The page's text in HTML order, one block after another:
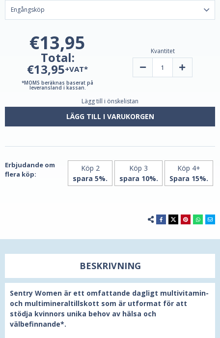
€13,95
Total:
€13,95+VAT*
*MOMS beräknas baserat på
leveransland i kassan.
Kvantitet
Minska
&
Minerals
kvinnor
Century
Öka
&
kvinnor
Century
Lägg till i önskelistan
LÄGG TILL I VARUKORGEN
Erbjudande om
flera köp:
Köp 2
spara 5%.
Köp 3
spara 10%.
Köp 4+
Spara 15%.
BESKRIVNING
Sentry Women är ett omfattande dagligt multivitamin-
och multimineraltillskott som är utformat för att
stödja kvinnors unika behov av hälsa och
välbefinnande*.